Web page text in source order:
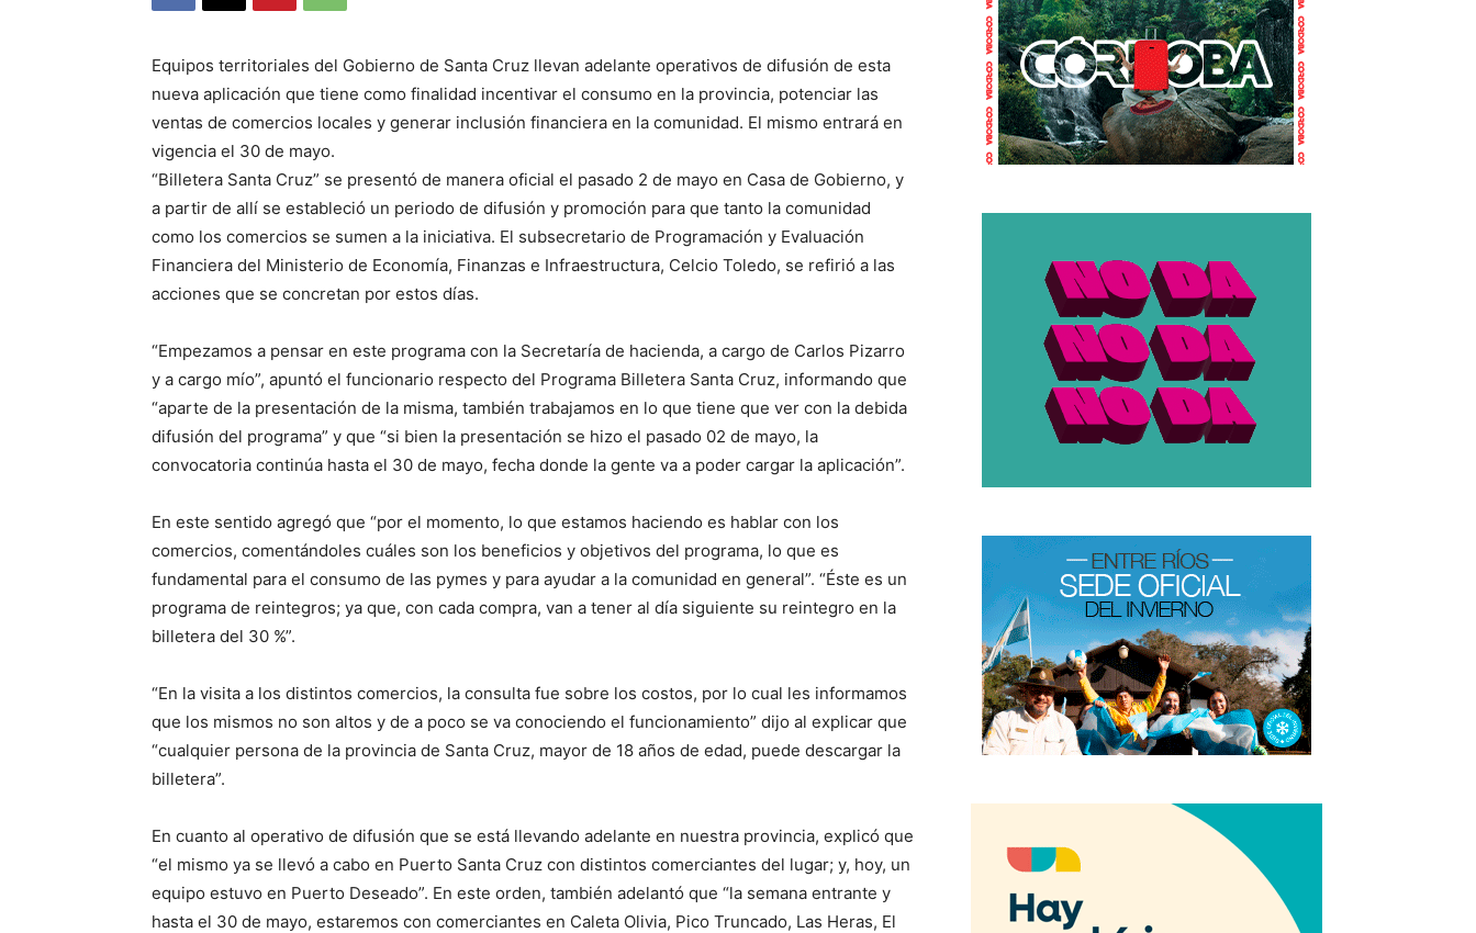
Equipos territoriales del Gobierno de Santa Cruz llevan adelante operativos de difusión de esta
nueva aplicación que tiene como finalidad incentivar el consumo en la provincia, potenciar las
ventas de comercios locales y generar inclusión financiera en la comunidad. El mismo entrará en
vigencia el 30 de mayo.
“Billetera Santa Cruz” se presentó de manera oficial el pasado 2 de mayo en Casa de Gobierno, y
a partir de allí se estableció un periodo de difusión y promoción para que tanto la comunidad
como los comercios se sumen a la iniciativa. El subsecretario de Programación y Evaluación
Financiera del Ministerio de Economía, Finanzas e Infraestructura, Celcio Toledo, se refirió a las
acciones que se concretan por estos días.
“Empezamos a pensar en este programa con la Secretaría de hacienda, a cargo de Carlos Pizarro
y a cargo mío”, apuntó el funcionario respecto del Programa Billetera Santa Cruz, informando que
“aparte de la presentación de la misma, también trabajamos en lo que tiene que ver con la debida
difusión del programa” y que “si bien la presentación se hizo el pasado 02 de mayo, la
convocatoria continúa hasta el 30 de mayo, fecha donde la gente va a poder cargar la aplicación”.
En este sentido agregó que “por el momento, lo que estamos haciendo es hablar con los
comercios, comentándoles cuáles son los beneficios y objetivos del programa, lo que es
fundamental para el consumo de las pymes y para ayudar a la comunidad en general”. “Éste es un
programa de reintegros; ya que, con cada compra, van a tener al día siguiente su reintegro en la
billetera del 30 %”.
“En la visita a los distintos comercios, la consulta fue sobre los costos, por lo cual les informamos
que los mismos no son altos y de a poco se va conociendo el funcionamiento” dijo al explicar que
“cualquier persona de la provincia de Santa Cruz, mayor de 18 años de edad, puede descargar la
billetera”.
En cuanto al operativo de difusión que se está llevando adelante en nuestra provincia, explicó que
“el mismo ya se llevó a cabo en Puerto Santa Cruz con distintos comerciantes del lugar; y, hoy, un
equipo estuvo en Puerto Deseado”. En este orden, también adelantó que “la semana entrante y
hasta el 30 de mayo, estaremos con comerciantes en Caleta Olivia, Pico Truncado, Las Heras, El